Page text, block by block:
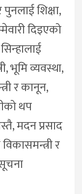
शिक्षा,
दिइएको
भूमि व्यवस्था,
र कानून,
थप
मदन प्रसाद
र